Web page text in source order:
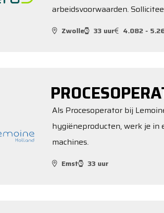
arbeidsvoorwaarden.
Zwolle 33 uur 4.082 -
Als Procesoperator bij
hygiëneproducten, werk je in
machines.
Emst 33 uur